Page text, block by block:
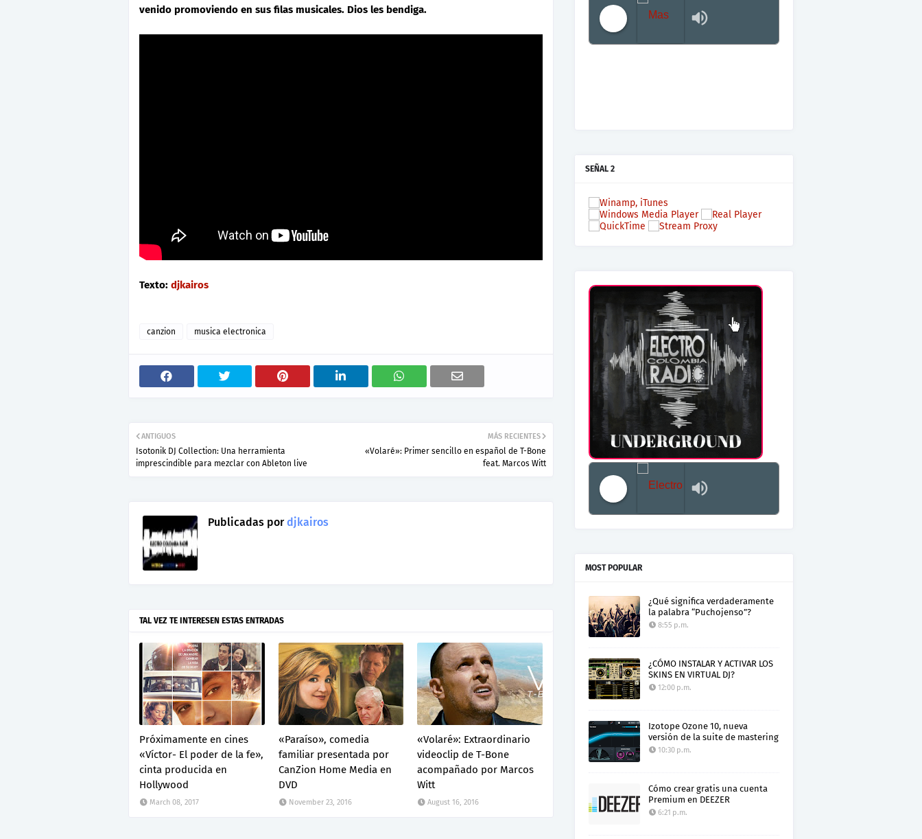
venido promoviendo en sus filas musicales. Dios les bendiga.
Texto: djkairos
canzion musica electronica
MÁS RECIENTES
«Volaré»: Primer sencillo en español de T-Bone
feat. Marcos Witt
ANTIGUOS
Isotonik DJ Collection: Una herramienta
imprescindible para mezclar con Ableton live
Publicadas pordjkairos
TAL VEZ TE INTERESEN ESTAS ENTRADAS
Próximamente en cines
«Víctor- El poder de la fe»,
cinta producida en
Hollywood
March 08, 2017
«Paraíso», comedia
familiar presentada por
CanZion Home Media en
DVD
November 23, 2016
«Volaré»: Extraordinario
videoclip de T-Bone
acompañado por Marcos
Witt
August 16, 2016
SEÑAL 2
MOST POPULAR
¿Qué significa verdaderamente
la palabra “Puchojenso”?
8:55 p.m.
¿CÓMO INSTALAR Y ACTIVAR LOS
SKINS EN VIRTUAL DJ?
12:00 p.m.
Izotope Ozone 10, nueva
versión de la suite de mastering
10:30 p.m.
Cómo crear gratis una cuenta
Premium en DEEZER
6:21 p.m.